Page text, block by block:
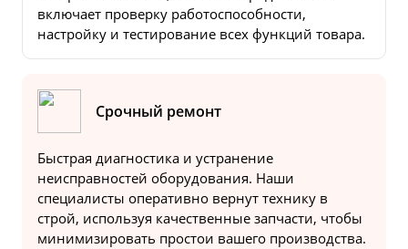
включает проверку работоспособности,
настройку и тестирование всех функций товара.
Срочный ремонт
Быстрая диагностика и устранение
неисправностей оборудования. Наши
специалисты оперативно вернут технику в
строй, используя качественные запчасти, чтобы
минимизировать простои вашего производства.